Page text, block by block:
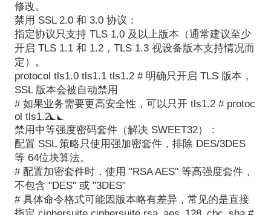
修改。
禁用 SSL 2.0 和 3.0 协议 ：
指定协议只支持 TLS 1.0 及以上版本（通常建议至少
开启 TLS 1.1 和 1.2，TLS 1.3 视设备版本支持情况而
定）。
protocol tls1.0 tls1.1 tls1.2 # 明确只开启 TLS 版本，
SSL 版本会被自动禁用
# 如果业务需要更高安全性，可以只开 tls1.2 # protoc
ol tls1.2
禁用中等强度密码套件（解决 SWEET32）
：
配置 SSL 策略只使用强加密套件，排除 DES/3DES
等 64位块算法。
# 配置加密套件时，使用 "RSA AES" 等高强度套件，
不包含 "DES" 或 "3DES"
# 具体命令格式可能因版本略有差异，常见的是直接